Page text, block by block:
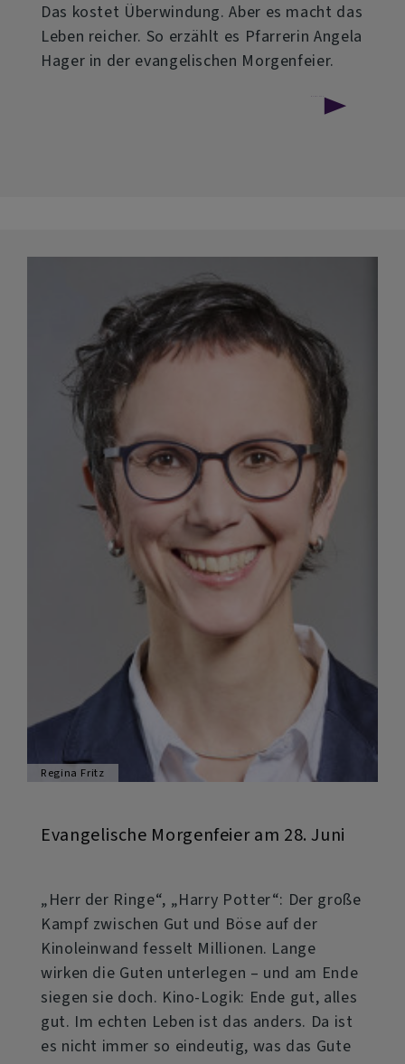
Das kostet Überwindung. Aber es macht das
Leben reicher. So erzählt es Pfarrerin Angela
Hager in der evangelischen Morgenfeier.
Regina Fritz
Evangelische Morgenfeier am 28. Juni
„Herr der Ringe“, „Harry Potter“: Der große
Kampf zwischen Gut und Böse auf der
Kinoleinwand fesselt Millionen. Lange
wirken die Guten unterlegen – und am Ende
siegen sie doch. Kino-Logik: Ende gut, alles
gut. Im echten Leben ist das anders. Da ist
es nicht immer so eindeutig, was das Gute